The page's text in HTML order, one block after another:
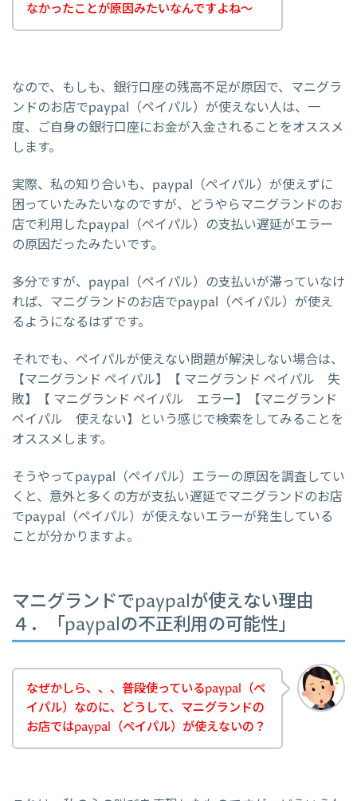
なかったことが原因みたいなんですよね～
なので、もしも、銀行口座の残高不足が原因で、マニグラ
ンドのお店でpaypal（ペイパル）が使えない人は、一
度、ご自身の銀行口座にお金が入金されることをオススメ
します。
実際、私の知り合いも、paypal（ペイパル）が使えずに
困っていたみたいなのですが、どうやらマニグランドのお
店で利用したpaypal（ペイパル）の支払い遅延がエラー
の原因だったみたいです。
多分ですが、paypal（ペイパル）の支払いが滞っていなけ
れば、マニグランドのお店でpaypal（ペイパル）が使え
るようになるはずです。
それでも、ペイパルが使えない問題が解決しない場合は、
【マニグランド ペイパル】【 マニグランド ペイパル 失
敗】【 マニグランド ペイパル エラー】【マニグランド
ペイパル 使えない】という感じで検索をしてみることを
オススメします。
そうやってpaypal（ペイパル）エラーの原因を調査してい
くと、意外と多くの方が支払い遅延でマニグランドのお店
でpaypal（ペイパル）が使えないエラーが発生している
ことが分かりますよ。
マニグランドでpaypalが使えない理由
４．「paypalの不正利用の可能性」
なぜかしら、、、普段使っているpaypal（ペ
イパル）なのに、どうして、マニグランドの
お店ではpaypal（ペイパル）が使えないの？